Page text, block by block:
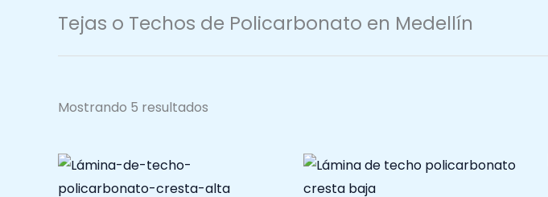
Tejas o Techos de Policarbonato en Medellín
Mostrando 5 resultados